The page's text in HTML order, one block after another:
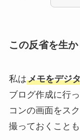
この反省を生
私はメモをデジ
ブログ作成に行
コンの画面をス
撮っておくこと